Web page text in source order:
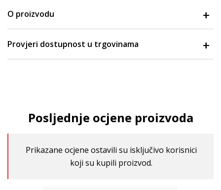
O proizvodu
Provjeri dostupnost u trgovinama
Posljednje ocjene proizvoda
Prikazane ocjene ostavili su isključivo korisnici
koji su kupili proizvod.